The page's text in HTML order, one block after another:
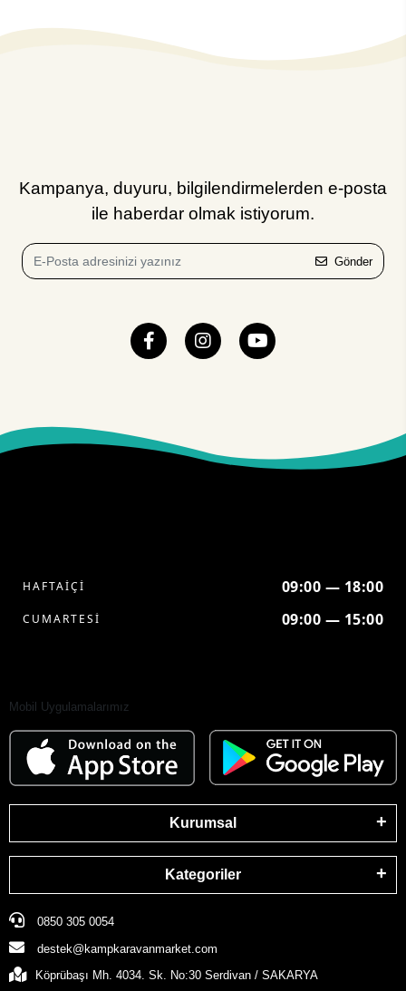
Kampanya, duyuru, bilgilendirmelerden e-posta
ile haberdar olmak istiyorum.
Gönder
HAFTAİÇİ 09:00 — 18:00
CUMARTESİ 09:00 — 15:00
Mobil Uygulamalarımız
Kurumsal
Kategoriler
0850 305 0054
destek@kampkaravanmarket.com
Köprübaşı Mh. 4034. Sk. No:30 Serdivan / SAKARYA